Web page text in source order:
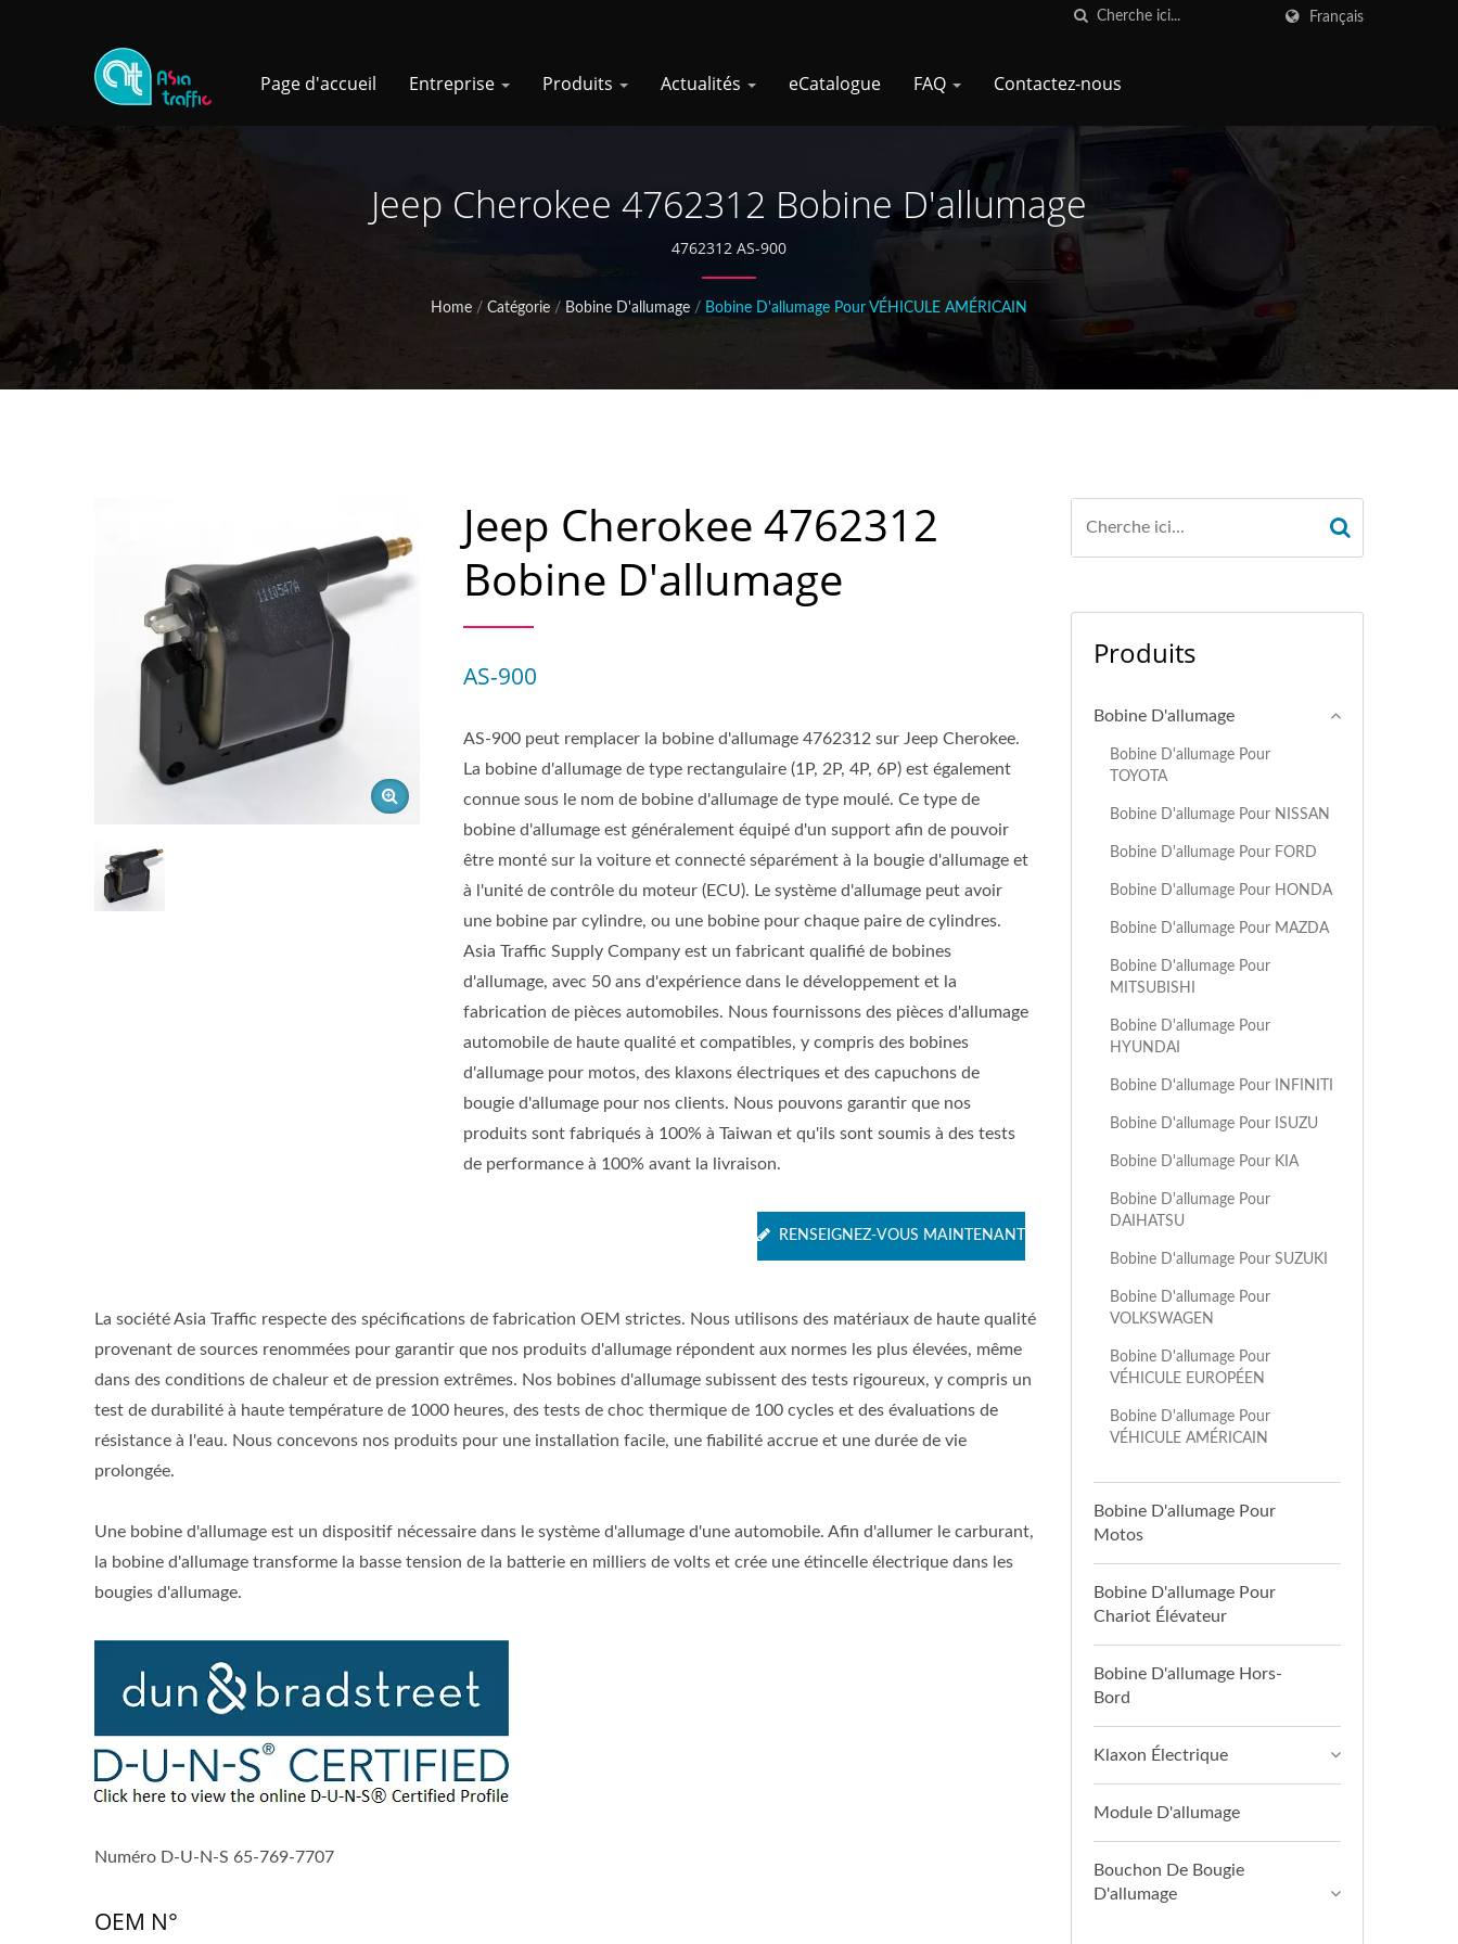
Français
Page d'accueil Entreprise Produits Actualités eCatalogue FAQ Contactez-nous
Jeep Cherokee 4762312 Bobine D'allumage
4762312 AS-900
Home / Catégorie / Bobine D'allumage / Bobine D'allumage Pour VÉHICULE AMÉRICAIN
Jeep Cherokee 4762312
Bobine D'allumage
AS-900
AS-900 peut remplacer la bobine d'allumage 4762312 sur Jeep Cherokee.
La bobine d'allumage de type rectangulaire (1P, 2P, 4P, 6P) est également
connue sous le nom de bobine d'allumage de type moulé. Ce type de
bobine d'allumage est généralement équipé d'un support afin de pouvoir
être monté sur la voiture et connecté séparément à la bougie d'allumage et
à l'unité de contrôle du moteur (ECU). Le système d'allumage peut avoir
une bobine par cylindre, ou une bobine pour chaque paire de cylindres.
Asia Traffic Supply Company est un fabricant qualifié de bobines
d'allumage, avec 50 ans d'expérience dans le développement et la
fabrication de pièces automobiles. Nous fournissons des pièces d'allumage
automobile de haute qualité et compatibles, y compris des bobines
d'allumage pour motos, des klaxons électriques et des capuchons de
bougie d'allumage pour nos clients. Nous pouvons garantir que nos
produits sont fabriqués à 100% à Taiwan et qu'ils sont soumis à des tests
de performance à 100% avant la livraison.
RENSEIGNEZ-VOUS MAINTENANT
La société Asia Traffic respecte des spécifications de fabrication OEM strictes. Nous utilisons des matériaux de haute qualité
provenant de sources renommées pour garantir que nos produits d'allumage répondent aux normes les plus élevées, même
dans des conditions de chaleur et de pression extrêmes. Nos bobines d'allumage subissent des tests rigoureux, y compris un
test de durabilité à haute température de 1000 heures, des tests de choc thermique de 100 cycles et des évaluations de
résistance à l'eau. Nous concevons nos produits pour une installation facile, une fiabilité accrue et une durée de vie
prolongée.
Une bobine d'allumage est un dispositif nécessaire dans le système d'allumage d'une automobile. Afin d'allumer le carburant,
la bobine d'allumage transforme la basse tension de la batterie en milliers de volts et crée une étincelle électrique dans les
bougies d'allumage.
Numéro D-U-N-S 65-769-7707
OEM N°
Produits
Bobine D'allumage
Bobine D'allumage Pour
TOYOTA
Bobine D'allumage Pour NISSAN
Bobine D'allumage Pour FORD
Bobine D'allumage Pour HONDA
Bobine D'allumage Pour MAZDA
Bobine D'allumage Pour
MITSUBISHI
Bobine D'allumage Pour
HYUNDAI
Bobine D'allumage Pour INFINITI
Bobine D'allumage Pour ISUZU
Bobine D'allumage Pour KIA
Bobine D'allumage Pour
DAIHATSU
Bobine D'allumage Pour SUZUKI
Bobine D'allumage Pour
VOLKSWAGEN
Bobine D'allumage Pour
VÉHICULE EUROPÉEN
Bobine D'allumage Pour
VÉHICULE AMÉRICAIN
Bobine D'allumage Pour
Motos
Bobine D'allumage Pour
Chariot Élévateur
Bobine D'allumage Hors-
Bord
Klaxon Électrique
Module D'allumage
Bouchon De Bougie
D'allumage